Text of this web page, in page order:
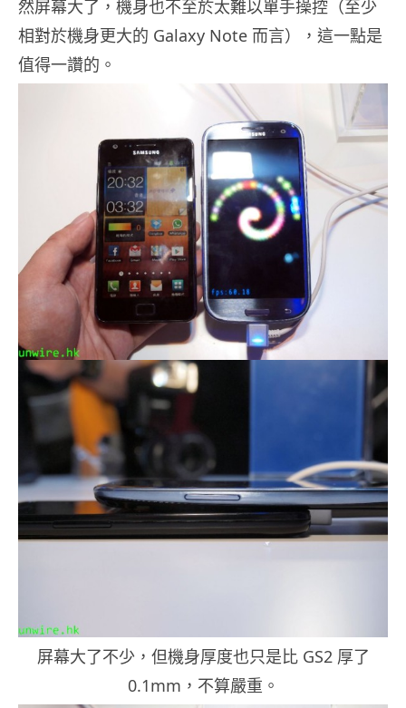
然屏幕大了，機身也不至於太難以單手操控（至少
相對於機身更大的 Galaxy Note 而言），這一點是
值得一讚的。
屏幕大了不少，但機身厚度也只是比 GS2 厚了
0.1mm，不算嚴重。